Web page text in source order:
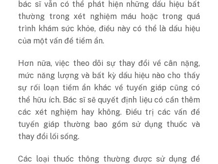
bác sĩ vẫn có thể phát hiện những dấu hiệu bất
thường trong xét nghiệm máu hoặc trong quá
trình khám sức khỏe, điều này có thể là dấu hiệu
của một vấn đề tiềm ẩn.
Hơn nữa, việc theo dõi sự thay đổi về cân nặng,
mức năng lượng và bất kỳ dấu hiệu nào cho thấy
sự rối loạn tiềm ẩn khác về tuyến giáp cũng có
thể hữu ích. Bác sĩ sẽ quyết định liệu có cần thêm
các xét nghiệm hay không. Điều trị các vấn đề
tuyến giáp thường bao gồm sử dụng thuốc và
thay đổi lối sống.
Các loại thuốc thông thường được sử dụng để